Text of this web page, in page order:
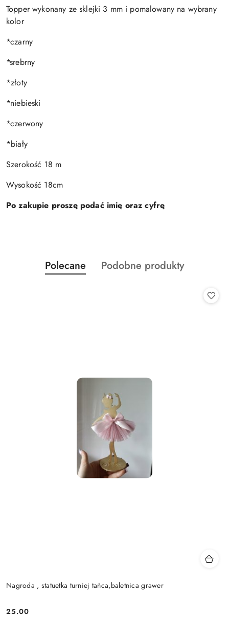
Topper wykonany ze sklejki 3 mm i pomalowany na wybrany
kolor
*czarny
*srebrny
*złoty
*niebieski
*czerwony
*biały
Szerokość 18 m
Wysokość 18cm
Po zakupie proszę podać imię oraz cyfrę
Pomiń karuzelę produktów
Produkty
o
Polecane
Produkty
Podobne produkty
Nagroda , statuetka turniej tańca,baletnica grawer
25.00